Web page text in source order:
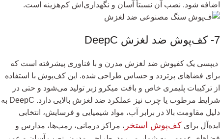
اضافه شود. نصب آن نسبتاً آسان و نگهداری‌اش کم‌هزینه است.
7- کف‌پوش ضد لغزش DeepC
دیپسی یک کفپوش ضد لغزش مدرن و با فناوری پیشرفته است که
برای فضاهای پرتردد و حساس طراحی شده. این کف‌پوش با استفاده
از ترکیبات پلیمری خاص و بافت میکرو زبر تولید می‌شود و حتی در
شرایط مرطوب یا چرب نیز عملکرد ضد لغزش بالایی دارد. DeepC به
دلیل مقاومت بالا در برابر آب، مواد شیمیایی و فرسایش، انتخابی
ایده‌آل برای کف‌پوش استخر ، مراکز درمانی، رمپ‌ها، مدارس و